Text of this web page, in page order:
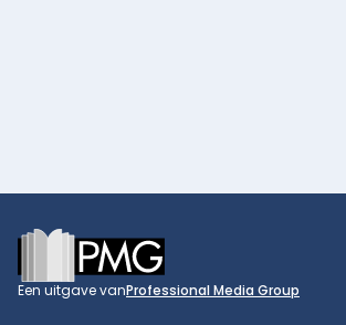
Footer
Een uitgave vanProfessional Media Group